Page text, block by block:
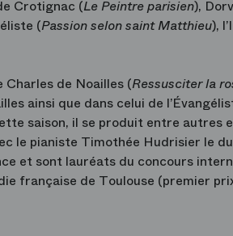
Crotignac (Le Peintre parisien),
(Passion selon saint Matthieu),
Charles de Noailles (Ressusciter la
ainsi que dans celui de
saison, il se produit entre autres
le pianiste Timothée Hudrisier le
et sont lauréats du concours
française de Toulouse (premier